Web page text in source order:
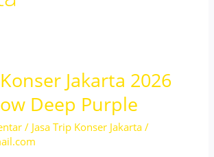
Jakarta 2026
Deep Purple
/ Jasa Trip Konser Jakarta /